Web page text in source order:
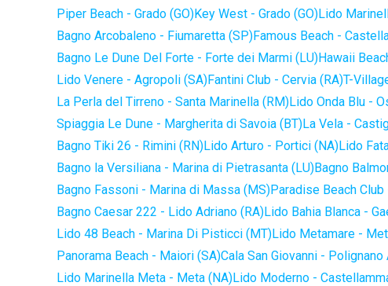
Piper Beach - Grado (GO)Key West - Grado (GO)Lido
Bagno Arcobaleno - Fiumaretta (SP)Famous Beach -
Bagno Le Dune Del Forte - Forte dei Marmi (LU)Hawaii
Lido Venere - Agropoli (SA)Fantini Club - Cervia (RA)T-
La Perla del Tirreno - Santa Marinella (RM)Lido Onda Blu -
Spiaggia Le Dune - Margherita di Savoia (BT)La Vela -
Bagno Tiki 26 - Rimini (RN)Lido Arturo - Portici (NA)Lido
Bagno la Versiliana - Marina di Pietrasanta (LU)Bagno
Bagno Fassoni - Marina di Massa (MS)Paradise Beach
Bagno Caesar 222 - Lido Adriano (RA)Lido Bahia Blanca -
Lido 48 Beach - Marina Di Pisticci (MT)Lido Metamare -
Panorama Beach - Maiori (SA)Cala San Giovanni - Polignano
Lido Marinella Meta - Meta (NA)Lido Moderno -